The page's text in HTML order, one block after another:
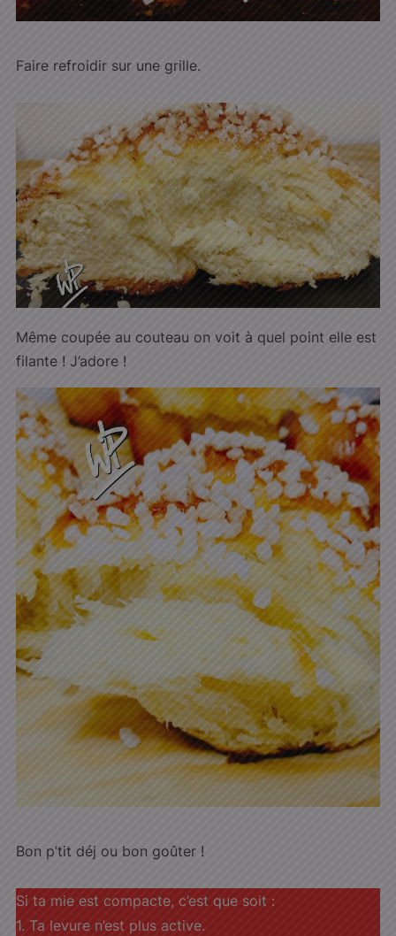
Faire refroidir sur une grille.
Même coupée au couteau on voit à quel point elle est
filante ! J’adore !
Bon p’tit déj ou bon goûter !
Si ta mie est compacte, c’est que soit :
1. Ta levure n’est plus active.